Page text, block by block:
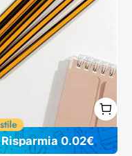
Risparmia 0.02€
1
1